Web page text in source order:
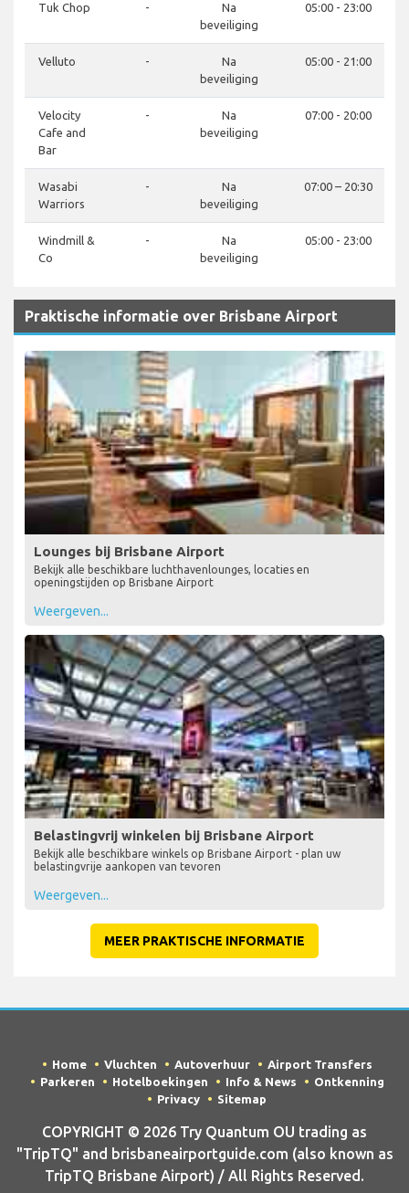
Tuk Chop -
Na
beveiliging
05:00 - 23:00
Velluto -
Na
beveiliging
05:00 - 21:00
Velocity
Cafe and
Bar
-
Na
beveiliging
07:00 - 20:00
Wasabi
Warriors
-
Na
beveiliging
07:00 – 20:30
Windmill &
Co
-
Na
beveiliging
05:00 - 23:00
Praktische informatie over Brisbane Airport
Lounges bij Brisbane Airport
Bekijk alle beschikbare luchthavenlounges, locaties en
openingstijden op Brisbane Airport
Weergeven...
Belastingvrij winkelen bij Brisbane Airport
Bekijk alle beschikbare winkels op Brisbane Airport - plan uw
belastingvrije aankopen van tevoren
Weergeven...
MEER PRAKTISCHE INFORMATIE
Home Vluchten Autoverhuur
Airport Transfers
Parkeren
Hotelboekingen Info & News
Ontkenning
Privacy
Sitemap
COPYRIGHT © 2026 Try Quantum OU trading as
"TripTQ" and brisbaneairportguide.com (also known as
TripTQ Brisbane Airport) / All Rights Reserved.